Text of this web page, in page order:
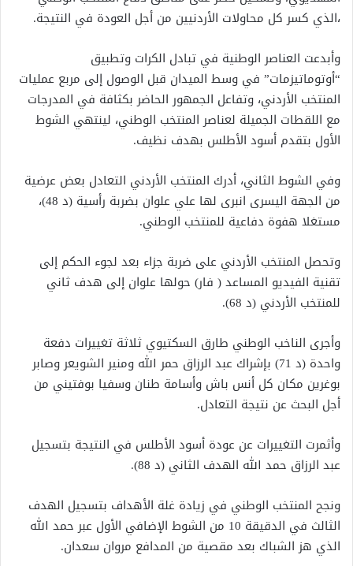
،الذي كسر كل محاولات الأردنيين من أجل العودة في النتيجة.
وأبدعت العناصر الوطنية في تبادل الكرات وتطبيق
“أوتوماتيزمات” في وسط الميدان قبل الوصول إلى مربع عمليات
المنتخب الأردني، وتفاعل الجمهور الحاضر بكثافة في المدرجات
مع اللقطات الجميلة لعناصر المنتخب الوطني، لينتهي الشوط
الأول بتقدم أسود الأطلس بهدف نظيف.
وفي الشوط الثاني، أدرك المنتخب الأردني التعادل بعض عرضية
من الجهة اليسرى انبرى لها علي علوان بضربة رأسية (د 48)،
مستغلا هفوة دفاعية للمنتخب الوطني.
وتحصل المنتخب الأردني على ضربة جزاء بعد لجوء الحكم إلى
تقنية الفيديو المساعد ( فار) حولها علوان إلى هدف ثاني
للمنتخب الأردني (د 68).
وأجرى الناخب الوطني طارق السكتيوي ثلاثة تغييرات دفعة
واحدة (د 71) بإشراك عبد الرزاق حمر الله ومنير الشويعر وصابر
بوغرين مكان كل أنس باش وأسامة طنان وسفيا بوفتيني من
أجل البحث عن نتيجة التعادل.
وأثمرت التغييرات عن عودة أسود الأطلس في النتيجة بتسجيل
عبد الرزاق حمد الله الهدف الثاني (د 88).
ونجح المنتخب الوطني في زيادة غلة الأهداف بتسجيل الهدف
الثالث في الدقيقة 10 من الشوط الإضافي الأول عبر حمد الله
الذي هز الشباك بعد مقصية من المدافع مروان سعدان.